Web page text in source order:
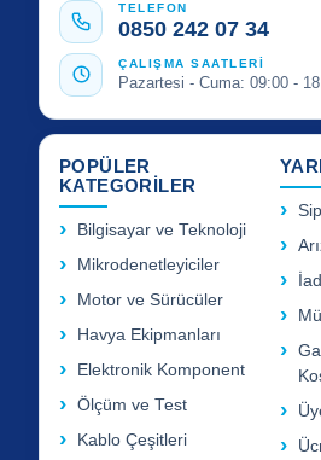
TELEFON
0850 242 07 34
ÇALIŞMA SAATLERİ
Pazartesi - Cuma: 09:00 -
POPÜLER
KATEGORİLER
Bilgisayar ve Teknoloji
Mikrodenetleyiciler
Motor ve Sürücüler
Havya Ekipmanları
Elektronik Komponent
Ölçüm ve Test
Kablo Çeşitleri